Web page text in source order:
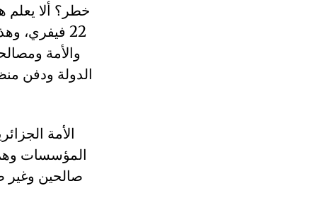
خطر؟ ألا يعلم
22 فيفري،
والأمة
الدولة ودفن
الأمة
المؤسسات وهم
صالحين وغير